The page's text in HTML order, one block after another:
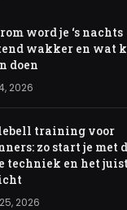
word je ‘s nachts
wakker en wat
doen
2026
training voor
zo start je met
techniek en het
2026